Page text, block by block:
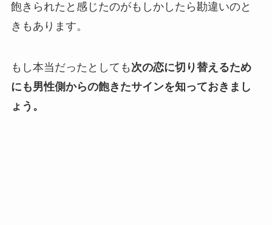
飽きられたと感じたのがもしかしたら勘違いのと
きもあります。
もし本当だったとしても 次の恋に切り替えるため
にも男性側からの飽きたサインを知っておきまし
ょう。